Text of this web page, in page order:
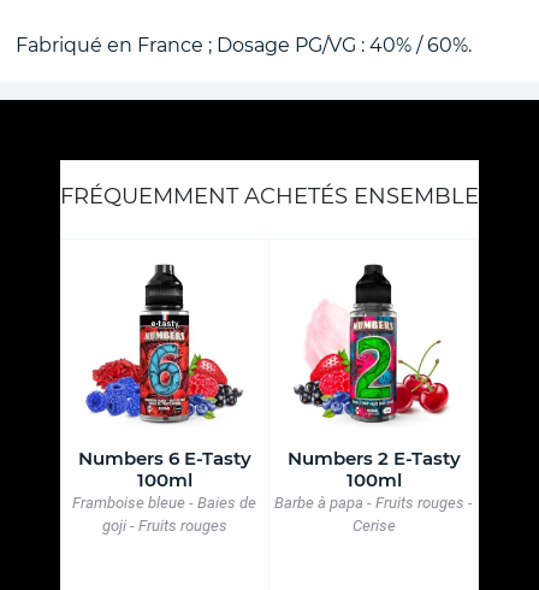
Fabriqué en France ; Dosage PG/VG : 40% / 60%.
FRÉQUEMMENT ACHETÉS ENSEMBLE
Numbers 6 E-Tasty
100ml
Framboise bleue - Baies de
goji - Fruits rouges
Numbers 2 E-Tasty
100ml
Barbe à papa - Fruits rouges -
Cerise